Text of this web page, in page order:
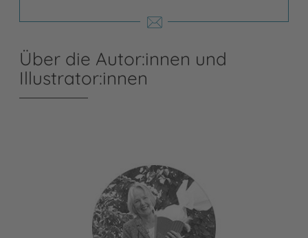
Über die Autor:innen und
Illustrator:innen